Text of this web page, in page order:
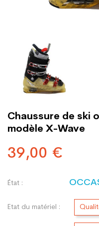
Chaussure de ski
modèle X-Wave
39,00 €
État :
Etat du matériel :